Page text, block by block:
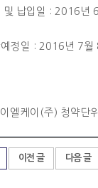
및 납입일 : 2016년
정일 : 2016년 7월
엘케이(주) 청약단
이전 글 다음 글